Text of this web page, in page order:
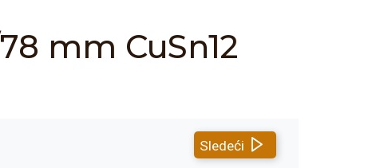
mm CuSn12
Sledeći